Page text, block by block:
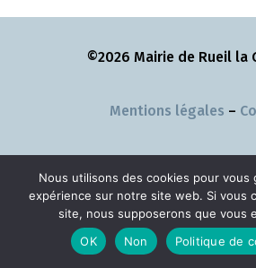
©2026 Mairie de Rueil la
Mentions légales –
Nous utilisons des cookies pour vous
expérience sur notre site web. Si vous
site, nous supposerons que vous
OK
Non Politique de